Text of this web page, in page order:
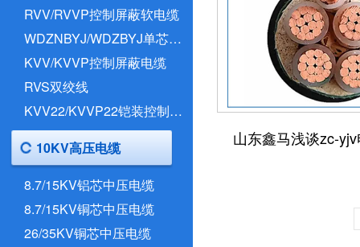
RVV/RVVP控制屏蔽软电缆
WDZNBYJ/WDZBYJ单芯电线
KVV/KVVP控制屏蔽电缆
RVS双绞线
KVV22/KVVP22铠装控制电缆
10KV高压电缆
8.7/15KV铝芯中压电缆
8.7/15KV铜芯中压电缆
26/35KV铜芯中压电缆